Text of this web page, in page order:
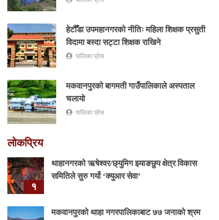
हेटौँडा उपमहानगरको नीतिः महिला शिक्षक प्रसुती
विदामा बस्दा सट्टा शिक्षक राखिने
पालिका प्रेस
मकवानपुरको बागमती गाउँपालिकाले अस्पताल
चलायो
पालिका प्रेस
लोकप्रिय
१
थाहानगरकाे ऋषेश्वर/छ्युमिग झ्याङछुप क्षेत्र विकास
समितिले सुरु गर्यो ‘क्युआर सेवा’
मकवानपुरको थाहा नगरपालिकाबाट ७७ जनाको श्रम